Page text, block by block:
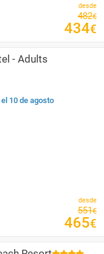
desde
482€
434€
- Adults
10 de agosto
desde
551€
465€